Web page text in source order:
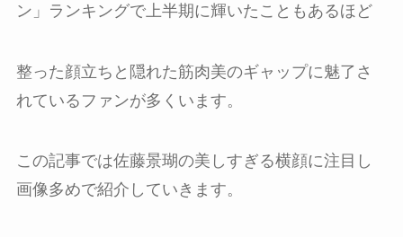
ン」ランキングで上半期に輝いたこともあるほど
整った顔立ちと隠れた筋肉美のギャップに魅了さ
れているファンが多くいます。
この記事では佐藤景瑚の美しすぎる横顔に注目し
画像多めで紹介していきます。